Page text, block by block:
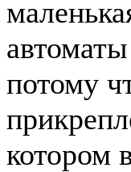
потому
котором